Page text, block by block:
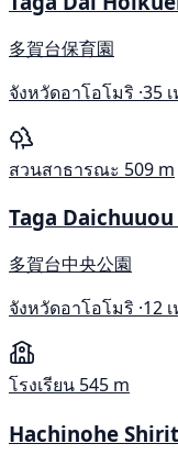
多賀台保育園
จังหวัดอาโอโมริ ·35
สวนสาธารณะ 509 m
Taga
多賀台中央公園
จังหวัดอาโอโมริ ·12
โรงเรียน 545 m
Hachinohe